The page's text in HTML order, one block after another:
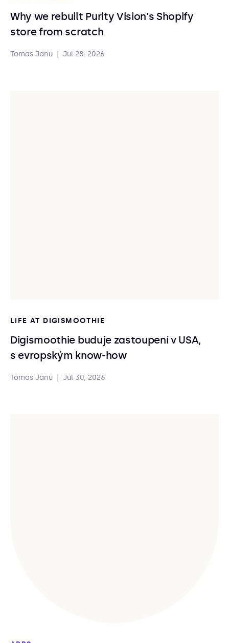
Why we rebuilt Purity Vision's Shopify
store from scratch
Tomas Janu Jul 28, 2026
LIFE AT DIGISMOOTHIE
Digismoothie buduje zastoupení v USA,
s evropským know-how
Tomas Janu Jul 30, 2026